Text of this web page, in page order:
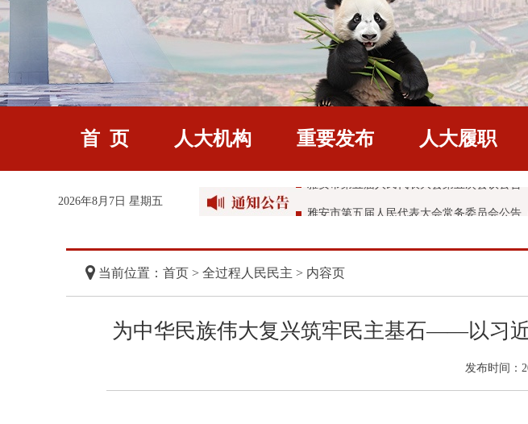
首 页 人大机构 重要发布 人大履职
2026年8月7日 星期五
雅安市第五届人民代表大会第五次会议公告
雅安市第五届人民代表大会第五次会议公告
雅安市第五届人民代表大会第五次会议公告
雅安市第五届人民代表大会第五次会议公告
雅安市第五届人民代表大会第五次会议公告
当前位置：首页 > 全过程人民民主 > 内容页
为中华民族伟大复兴筑牢民主基石——以习
发布时间：